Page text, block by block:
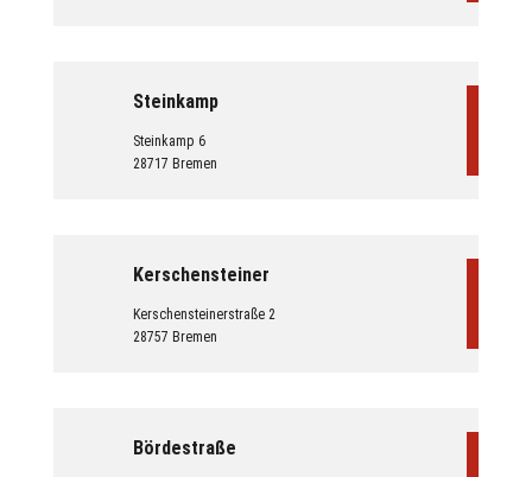
Steinkamp
Steinkamp 6
28717 Bremen
Kerschensteiner
Kerschensteinerstraße 2
28757 Bremen
Bördestraße